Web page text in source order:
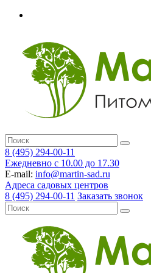
8 (495) 294-00-11
Ежедневно с 10.00 до 17.30
E-mail: info@martin-sad.ru
Адреса садовых центров
8 (495) 294-00-11 Заказать звонок